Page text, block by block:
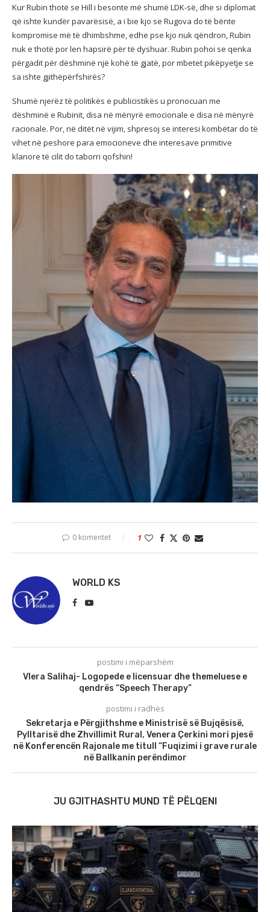
Kur Rubin thotë se Hill i besonte më shumë LDK-së, dhe si diplomat
që ishte kundër pavarësisë, a i bie kjo se Rugova do të bënte
kompromise më të dhimbshme, edhe pse kjo nuk qëndron, Rubin
nuk e thotë por len hapsirë për të dyshuar. Rubin pohoi se qenka
përgadit për dëshminë një kohë të gjatë, por mbetet pikëpyetje se
sa ishte gjithëpërfshirës?
Shumë njerëz të politikës e publicistikës u pronocuan me
dëshminë e Rubinit, disa në mënyrë emocionale e disa në mënyrë
racionale. Por, në ditët në vijim, shpresoj se interesi kombëtar do të
vihet në peshore para emocioneve dhe interesave primitive
klanore të cilit do taborri qofshin!
0 komentet 1
WORLD KS
postimi i mëparshëm
Vlera Salihaj- Logopede e licensuar dhe themeluese e
qendrës “Speech Therapy”
postimi i radhës
Sekretarja e Përgjithshme e Ministrisë së Bujqësisë,
Pylltarisë dhe Zhvillimit Rural, Venera Çerkini mori pjesë
në Konferencën Rajonale me titull “Fuqizimi i grave rurale
në Ballkanin perëndimor
JU GJITHASHTU MUND TË PËLQENI